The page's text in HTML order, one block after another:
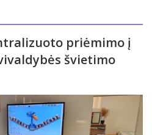
rajonui, nes iki šių rezultatų
priėmimo į
švietimo